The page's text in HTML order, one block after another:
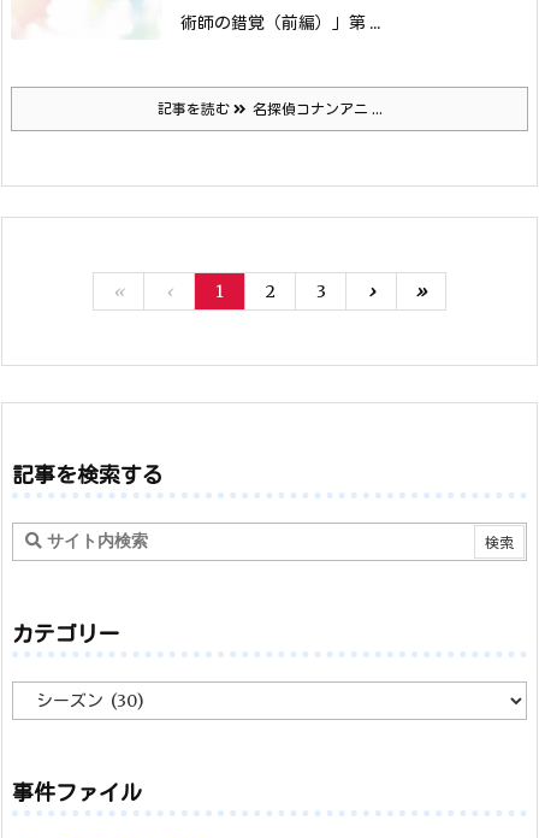
術師の錯覚（前編）」 第 ...
記事を読む 名探偵コナンアニ ...
« ‹ 1 2 3 › »
記事を検索する
カテゴリー
ー
事件ファイル